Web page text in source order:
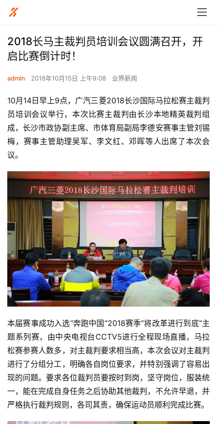
2018长马主裁判员培训会议圆满召开，开
启比赛倒计时！
admin 2018年10月15日 上午9:08 业界新闻
10月14日早上9点，广汽三菱2018长沙国际马拉松赛主裁判
员培训会议举行，本次比赛主裁判由长沙本地精英裁判组
成，长沙市政协副主席、市体育局副局李德安赛事主管刘锡
梅，赛事主管助理吴军、李文红、邓晖等人出席了本次会
议。
本届赛事成功入选“奔跑中国”2018赛季“将改革进行到底”主
题系列赛，由中央电视台CCTV5进行全程现场直播，马拉
松赛参赛人数多，对主裁判要求相当高，本次会议对主裁判
进行了分组分工，明确各自岗位要求，并特别强调了容易出
现的问题。要求各位裁判员要按时到岗，坚守岗位，服装统
一，能在完成自身任务之后协助其他裁判，不允许早退，并
严格执行裁判规则，各司其责，确保运动员顺利完成比赛。